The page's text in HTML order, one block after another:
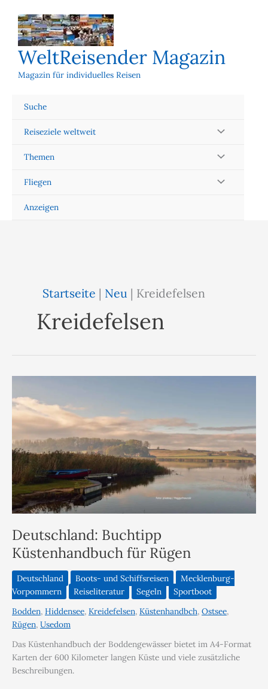
Inhalt
springen
WeltReisender Magazin
Magazin für individuelles Reisen
Suche
Reiseziele weltweit
Themen
Fliegen
Anzeigen
Startseite | Neu | Kreidefelsen
Kreidefelsen
Deutschland: Buchtipp
Küstenhandbuch für Rügen
Deutschland Boots- und Schiffsreisen
Mecklenburg-
Vorpommern
Reiseliteratur Segeln
Sportboot
Bodden, Hiddensee, Kreidefelsen, Küstenhandbch, Ostsee,
Rügen, Usedom
Das Küstenhandbuch der Boddengewässer bietet im A4-Format
Karten der 600 Kilometer langen Küste und viele zusätzliche
Beschreibungen.